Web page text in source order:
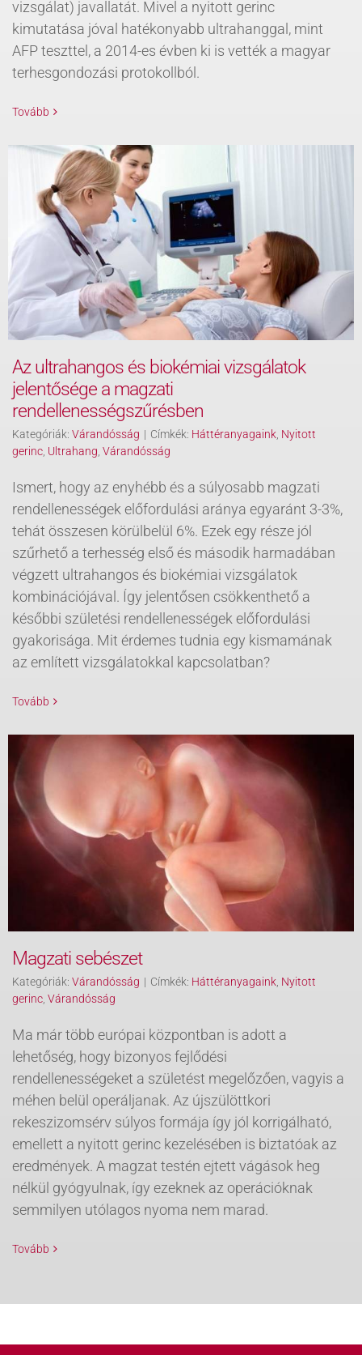
vizsgálat) javallatát. Mivel a nyitott gerinc
kimutatása jóval hatékonyabb ultrahanggal, mint
AFP teszttel, a 2014-es évben ki is vették a magyar
terhesgondozási protokollból.
Tovább
Az ultrahangos és biokémiai vizsgálatok
jelentősége a magzati
rendellenességszűrésben
Kategóriák: Várandósság | Címkék: Háttéranyagaink Nyitott
gerinc Ultrahang Várandósság
Ismert, hogy az enyhébb és a súlyosabb magzati
rendellenességek előfordulási aránya egyaránt 3-3%,
tehát összesen körülbelül 6%. Ezek egy része jól
szűrhető a terhesség első és második harmadában
végzett ultrahangos és biokémiai vizsgálatok
kombinációjával. Így jelentősen csökkenthető a
későbbi születési rendellenességek előfordulási
gyakorisága. Mit érdemes tudnia egy kismamának
az említett vizsgálatokkal kapcsolatban?
Tovább
Magzati sebészet
Kategóriák: Várandósság | Címkék: Háttéranyagaink Nyitott
gerinc Várandósság
Ma már több európai központban is adott a
lehetőség, hogy bizonyos fejlődési
rendellenességeket a születést megelőzően, vagyis a
méhen belül operáljanak. Az újszülöttkori
rekeszizomsérv súlyos formája így jól korrigálható,
emellett a nyitott gerinc kezelésében is biztatóak az
eredmények. A magzat testén ejtett vágások heg
nélkül gyógyulnak, így ezeknek az operációknak
semmilyen utólagos nyoma nem marad.
Tovább